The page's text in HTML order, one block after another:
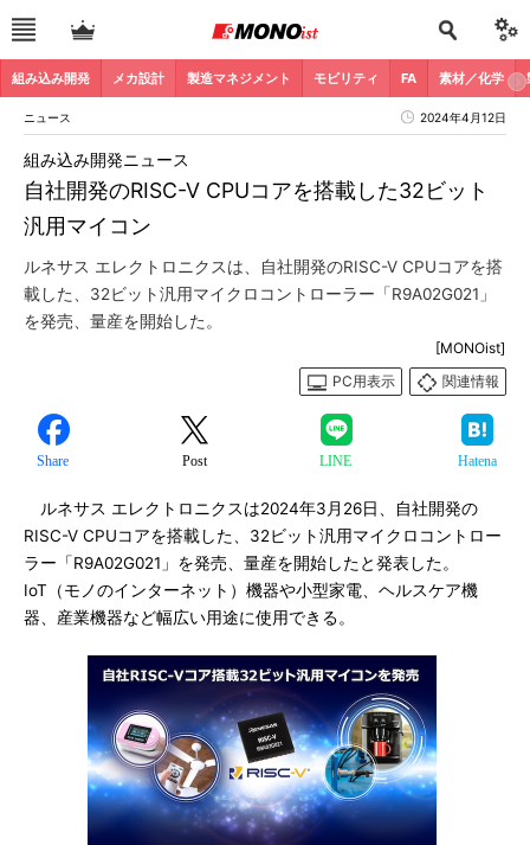
組み込み開発 メカ設計 製造マネジメント モビリティ FA 素材／化学
ニュース 2024年4月12日
自社開発のRISC-V CPUコアを搭載した32ビット
汎用マイコン
組み込み開発ニュース
ルネサス エレクトロニクスは、自社開発のRISC-V CPUコアを搭
載した、32ビット汎用マイクロコントローラー「R9A02G021」
を発売、量産を開始した。
[MONOist]
PC用表示
関連情報
Share Post LINE Hatena
ルネサス エレクトロニクスは2024年3月26日、自社開発の
RISC-V CPUコアを搭載した、32ビット汎用マイクロコントロー
ラー「R9A02G021」を発売、量産を開始したと発表した。
IoT（モノのインターネット）機器や小型家電、ヘルスケア機
器、産業機器など幅広い用途に使用できる。